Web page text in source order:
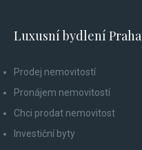
Luxusní bydlení Praha
Prodej nemovitostí
Pronájem nemovitostí
Chci prodat nemovitost
Investiční byty